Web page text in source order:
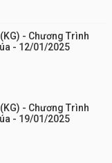
(KG) - Chương Trình
- 12/01/2025
(KG) - Chương Trình
- 19/01/2025